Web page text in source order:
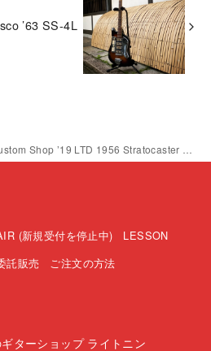
’63 SS-4L
LTD 1956 Stratocaster Relic / CC WF 2019 SUMMER EVENT GUITARS CUSTOM BUILT
(新規受付を停止中)
LESSON
託販売
ご注文の方法
ターショップ ライトニン